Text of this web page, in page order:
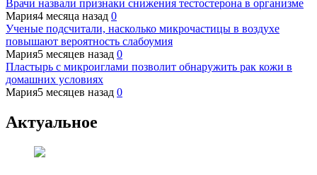
Врачи назвали признаки снижения тестостерона в организме
Мария4 месяца назад 0
Ученые подсчитали, насколько микрочастицы в воздухе
повышают вероятность слабоумия
Мария5 месяцев назад 0
Пластырь с микроиглами позволит обнаружить рак кожи в
домашних условиях
Мария5 месяцев назад 0
Актуальное